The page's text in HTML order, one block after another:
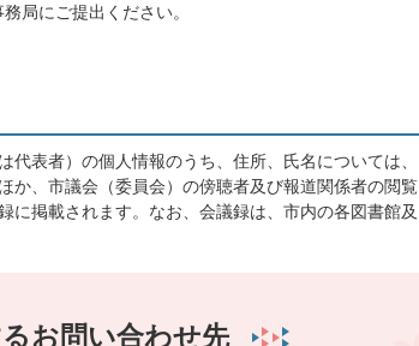
局にご提出ください。
表者）の個人情報のうち、住所、氏名については、
か、市議会（委員会）の傍聴者及び報道関係者の閲覧
に掲載されます。なお、会議録は、市内の各図書館及
お問い合わせ先